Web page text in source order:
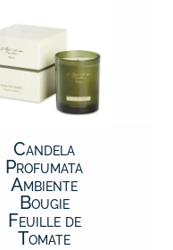
Candela
Profumata
Ambiente
Bougie
Feuille de
Tomate